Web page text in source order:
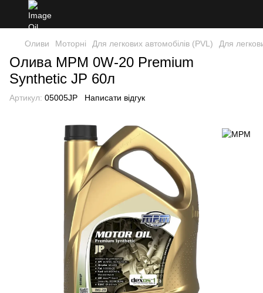
Оливи Моторні Для легкових автомобілів (PVL) Для
Олива MPM 0W-20 Premium
Synthetic JP 60л
Артикул: 05005JP Написати відгук